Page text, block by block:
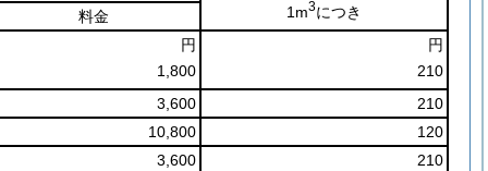
1m3につき
料金
円
円
1,800
210
3,600
210
10,800
120
3,600
210